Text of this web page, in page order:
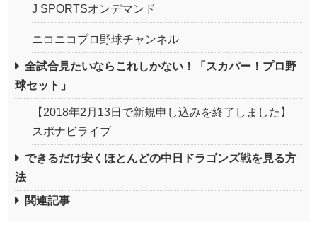
J SPORTSオンデマンド
ニコニコプロ野球チャンネル
全試合見たいならこれしかない！「スカパー！プロ野
球セット」
【2018年2月13日で新規申し込みを終了しました】
スポナビライブ
できるだけ安くほとんどの中日ドラゴンズ戦を見る方
法
関連記事